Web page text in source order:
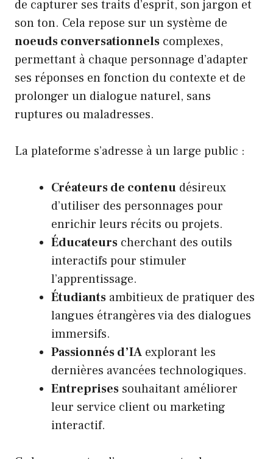
de capturer ses traits d’esprit, son jargon et
son ton. Cela repose sur un système de
noeuds conversationnels complexes,
permettant à chaque personnage d’adapter
ses réponses en fonction du contexte et de
prolonger un dialogue naturel, sans
ruptures ou maladresses.
La plateforme s’adresse à un large public :
Créateurs de contenu désireux
d’utiliser des personnages pour
enrichir leurs récits ou projets.
Éducateurs cherchant des outils
interactifs pour stimuler
l’apprentissage.
Étudiants ambitieux de pratiquer des
langues étrangères via des dialogues
immersifs.
Passionnés d’IA explorant les
dernières avancées technologiques.
Entreprises souhaitant améliorer
leur service client ou marketing
interactif.